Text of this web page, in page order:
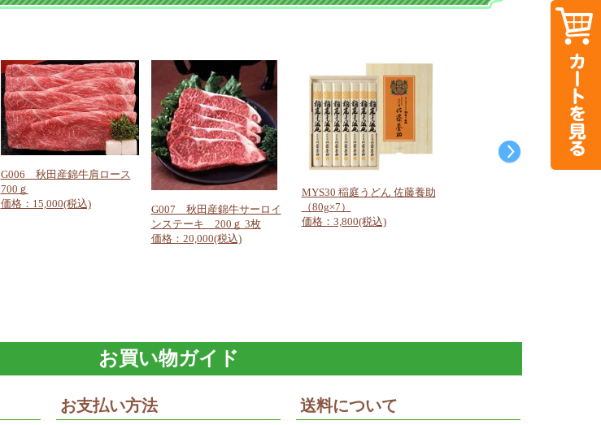
G006 秋田産錦牛肩ロース
700ｇ
価格：15,000(税込)
G007 秋田産錦牛サーロイ
ンステーキ 200ｇ 3枚
価格：20,000(税込)
MYS30 稲庭うどん 佐藤養助
（80g×7）
価格：3,800(税込)
お買い物ガイド
お支払い方法 送料について